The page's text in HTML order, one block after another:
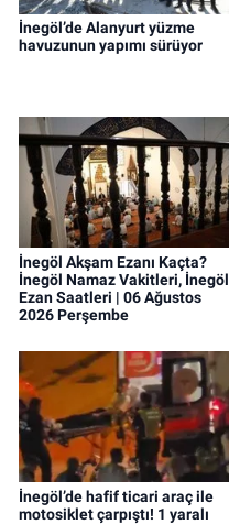
İnegöl’de Alanyurt yüzme
havuzunun yapımı sürüyor
İnegöl Akşam Ezanı Kaçta?
İnegöl Namaz Vakitleri, İnegöl
Ezan Saatleri | 06 Ağustos
2026 Perşembe
İnegöl’de hafif ticari araç ile
motosiklet çarpıştı! 1 yaralı